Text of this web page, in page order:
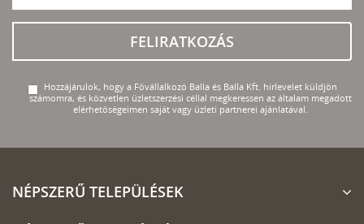
FELIRATKOZÁS
Hozzájárulok, hogy a Fővállalkozó Balla és Balla Kft. hírlevelet küldjön
számomra, és közvetlen üzletszerzési céllal megkeressen az általam megadott
elérhetőségeimen saját vagy üzleti partnerei ajánlatával.
NÉPSZERŰ TELEPÜLÉSEK